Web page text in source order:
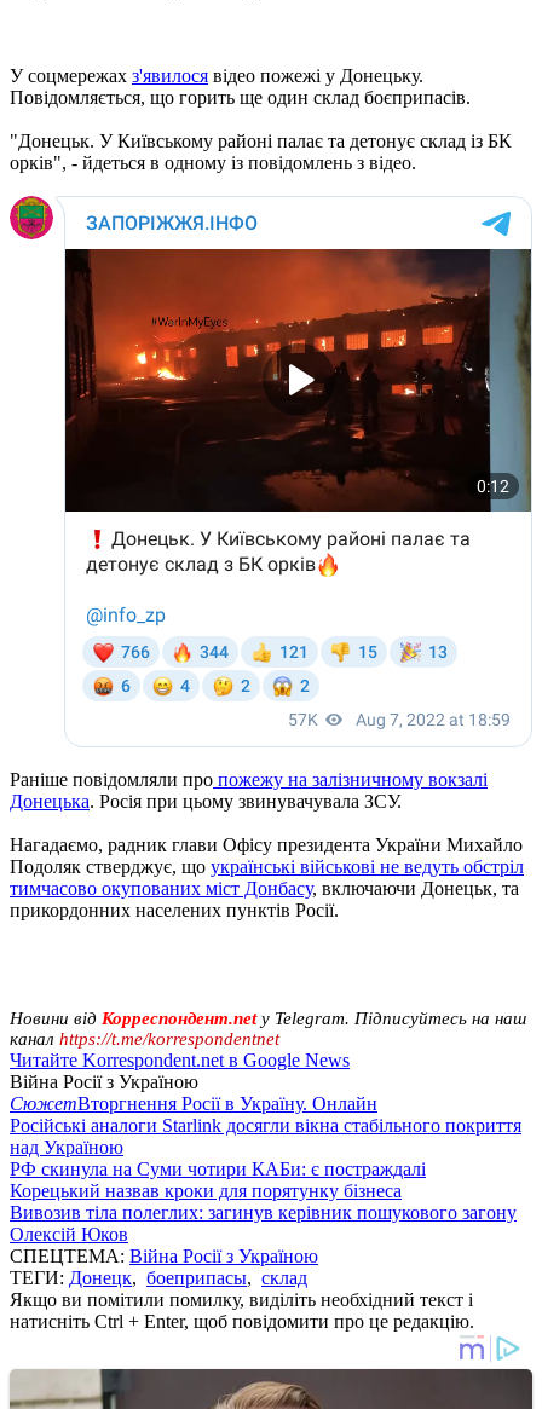
У соцмережах з'явилося відео пожежі у Донецьку.
Повідомляється, що горить ще один склад боєприпасів.
"Донецьк. У Київському районі палає та детонує склад із БК
орків", - йдеться в одному із повідомлень з відео.
Раніше повідомляли про пожежу на залізничному вокзалі
Донецька. Росія при цьому звинувачувала ЗСУ.
Нагадаємо, радник глави Офісу президента України Михайло
Подоляк стверджує, що українські військові не ведуть обстріл
тимчасово окупованих міст Донбасу, включаючи Донецьк, та
прикордонних населених пунктів Росії.
Новини від Корреспондент.netу Telegram. Підписуйтесь на наш
канал https://t.me/korrespondentnet
Читайте Korrespondent.net в Google News
Війна Росії з Україною
СюжетВторгнення Росії в Україну. Онлайн
Російські аналоги Starlink досягли вікна стабільного покриття
над Україною
РФ скинула на Суми чотири КАБи: є постраждалі
Корецький назвав кроки для порятунку бізнеса
Вивозив тіла полеглих: загинув керівник пошукового загону
Олексій Юков
СПЕЦТЕМА: Війна Росії з Україною
ТЕГИ: Донецк, боеприпасы, склад
Якщо ви помітили помилку, виділіть необхідний текст і
натисніть Ctrl + Enter, щоб повідомити про це редакцію.